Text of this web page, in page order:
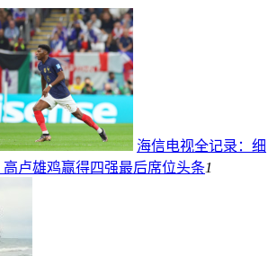
海信电视全记录：细
卢雄鸡赢得四强最后席位头条1